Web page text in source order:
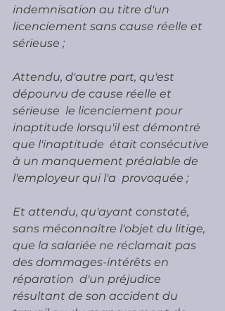
indemnisation au titre d'un
licenciement sans cause réelle et
sérieuse ;
Attendu, d'autre part, qu'est
dépourvu de cause réelle et
sérieuse  le licenciement pour
inaptitude lorsqu'il est démontré
que l'inaptitude  était consécutive
à un manquement préalable de
l'employeur qui l'a  provoquée ;
Et attendu, qu'ayant constaté,
sans méconnaître l'objet du litige,
que la salariée ne réclamait pas
des dommages-intérêts en
réparation  d'un préjudice
résultant de son accident du